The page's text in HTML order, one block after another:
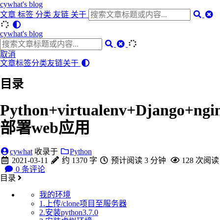
cywhat's blog
文章 标签 分类 友链 关于
cywhat's blog
取消
文章标签分类友链关于
目录
部署web应用
cywhat 收录于
Python
2021-03-11
约 1370 字 预计阅读 3 分钟 128 次阅读
0 条评论
目录
我的环境
1.上传/clone项目至服务器
2.安装python3.7.0